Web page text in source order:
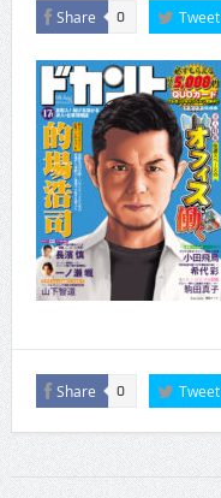
Share 0 Tweet
Share 0 Tweet